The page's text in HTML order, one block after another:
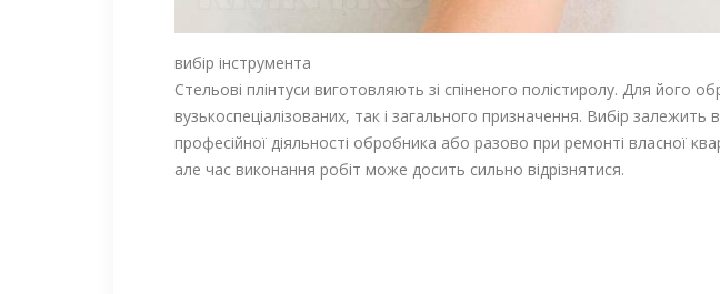
вибір інструмента
Стельові плінтуси виготовляють зі спіненого полістиролу. Для його
вузькоспеціалізованих, так і загального призначення. Вибір
професійної діяльності обробника або разово при ремонті власної
але час виконання робіт може досить сильно відрізнятися.